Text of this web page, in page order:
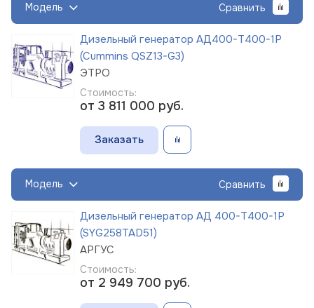
Модель Сравнить
Дизельный генератор АД400-Т400-1Р
(Cummins QSZ13-G3)
ЭТРО
Стоимость:
от 3 811 000 руб.
Заказать
Модель Сравнить
Дизельный генератор АД 400-Т400-1Р
(SYG258TAD51)
АРГУС
Стоимость:
от 2 949 700 руб.